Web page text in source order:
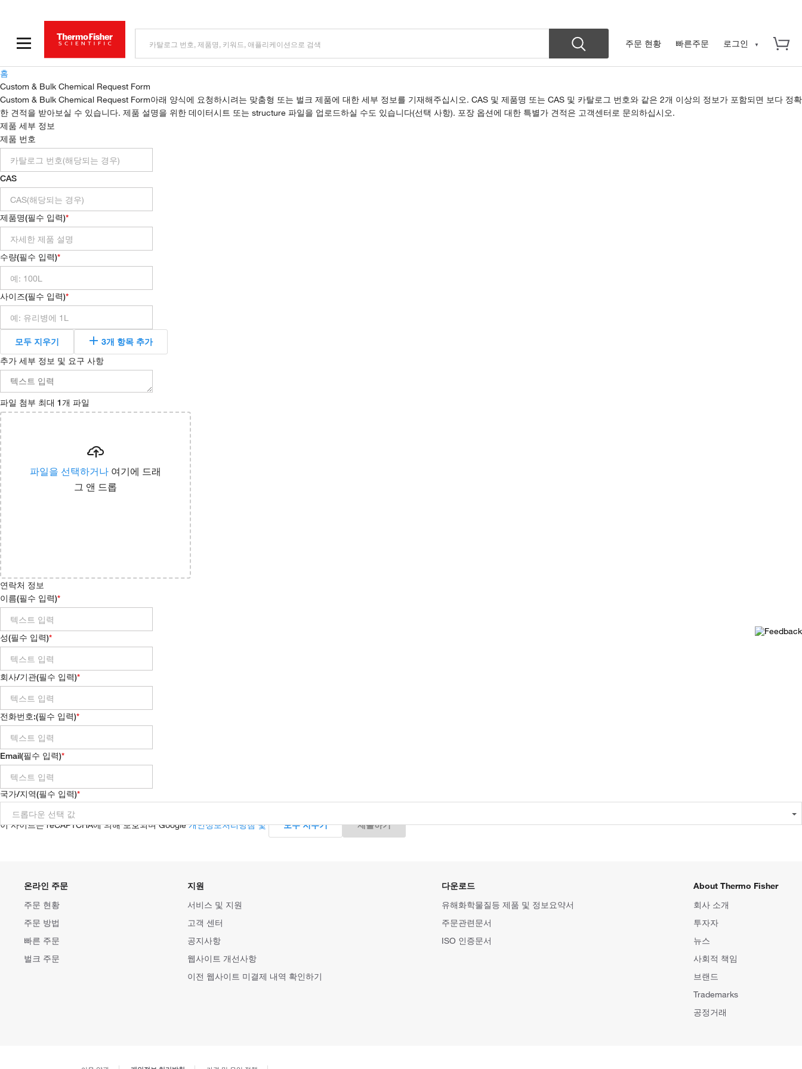
주문 현황 빠른주문 로그인
홈
Custom & Bulk Chemical Request Form
Custom & Bulk Chemical Request Form아래 양식에 요청하시려는 맞춤형 또는 벌크 제품에 대한 세부 정보를 기재해주십시오. CAS 및 제품명 또는 CAS 및 카탈로그 번호와 같은 2개 이상의 정보가 포함되면 보다 정확
한 견적을 받아보실 수 있습니다. 제품 설명을 위한 데이터시트 또는 structure 파일을 업로드하실 수도 있습니다(선택 사항). 포장 옵션에 대한 특별가 견적은 고객센터로 문의하십시오.
제품 세부 정보
제품 번호
CAS
제품명(필수 입력)
수량(필수 입력)
사이즈(필수 입력)
모두 지우기
3개 항목 추가
추가 세부 정보 및 요구 사항
파일 첨부 최대 1개 파일
파일을 선택하거나 여기에 드래
그 앤 드롭
연락처 정보
이름(필수 입력)
성(필수 입력)
회사/기관(필수 입력)
전화번호:(필수 입력)
Email(필수 입력)
국가/지역(필수 입력)
드롭다운 선택 값
이 사이트는 reCAPTCHA에 의해 보호되며 Google개인정보처리방침및 모두 지우기 제출하기
온라인 주문
주문 현황
주문 방법
빠른 주문
벌크 주문
지원
서비스 및 지원
고객 센터
공지사항
웹사이트 개선사항
이전 웹사이트 미결제 내역 확인하기
다운로드
유해화학물질등 제품 및 정보요약서
주문관련문서
ISO 인증문서
About Thermo Fisher
회사 소개
투자자
뉴스
사회적 책임
브랜드
Trademarks
공정거래